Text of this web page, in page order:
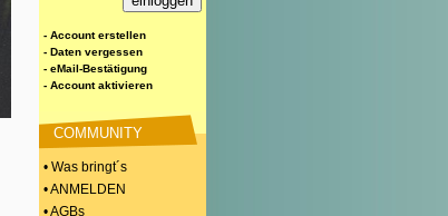
- Account erstellen
- Daten vergessen
- eMail-Bestätigung
- Account aktivieren
COMMUNITY
• Was bringt´s
• ANMELDEN
• AGBs